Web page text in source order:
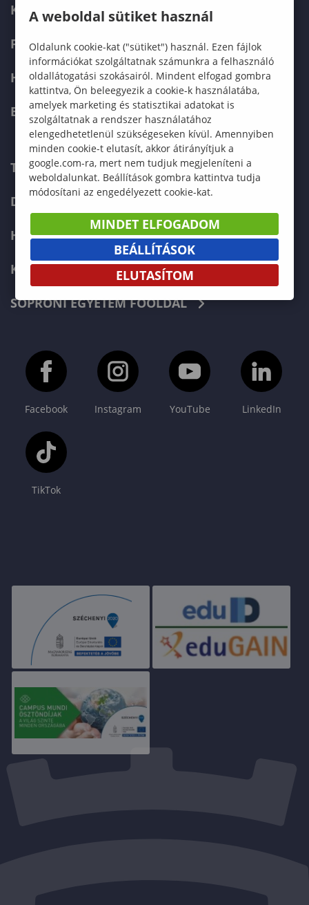
KÉPZÉSEK
FELVÉTELIZŐKNEK
HALLGATÓKNAK
ERASMUS+
TELEFONKÖNYV
DOKUMENTUMOK
HÍREK
KAPCSOLAT
SOPRONI EGYETEM FŐOLDAL
Facebook Instagram YouTube LinkedIn
TikTok
A weboldal sütiket használ
Oldalunk cookie-kat ("sütiket") használ. Ezen fájlok
információkat szolgáltatnak számunkra a felhasználó
oldallátogatási szokásairól. Mindent elfogad gombra
kattintva, Ön beleegyezik a cookie-k használatába,
amelyek marketing és statisztikai adatokat is
szolgáltatnak a rendszer használatához
elengedhetetlenül szükségeseken kívül. Amennyiben
minden cookie-t elutasít, akkor átirányítjuk a
google.com-ra, mert nem tudjuk megjeleníteni a
weboldalunkat. Beállítások gombra kattintva tudja
módosítani az engedélyezett cookie-kat.
MINDET ELFOGADOM
BEÁLLÍTÁSOK
ELUTASÍTOM